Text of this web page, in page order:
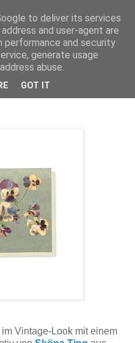
Vintage-Look mit einem
to deliver its services
and user-agent are
performance and security
generate usage
abuse.
GOT IT